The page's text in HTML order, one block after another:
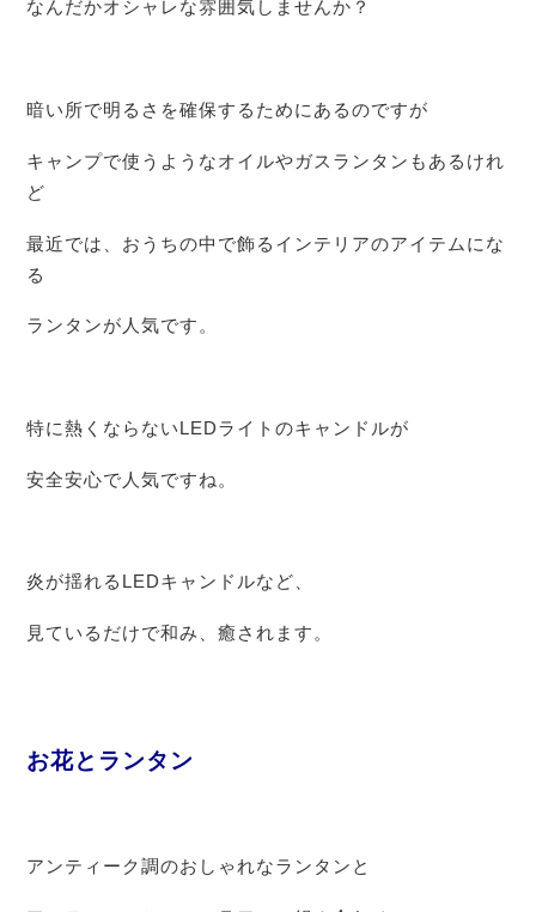
なんだかオシャレな雰囲気しませんか？
暗い所で明るさを確保するためにあるのですが
キャンプで使うようなオイルやガスランタンもあるけれ
ど
最近では、おうちの中で飾るインテリアのアイテムにな
る
ランタンが人気です。
特に熱くならないLEDライトのキャンドルが
安全安心で人気ですね。
炎が揺れるLEDキャンドルなど、
見ているだけで和み、癒されます。
お花とランタン
アンティーク調のおしゃれなランタンと